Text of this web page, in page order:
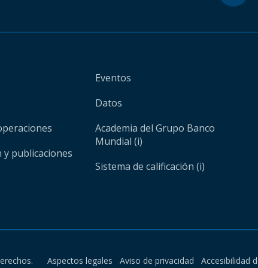
y publicaciones
Eventos
Datos
Academia del Grupo Banco
Mundial (i)
Sistema de calificación (i)
Aspectos legales Aviso de privacidad Accesibilidad